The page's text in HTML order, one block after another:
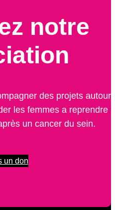
notre
des projets autour
les femmes a reprendre
un cancer du sein.
un don